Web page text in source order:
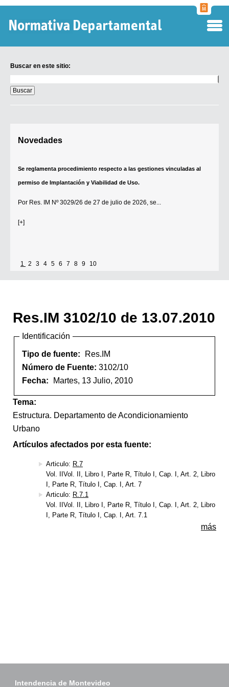
Buscar en este sitio:
en
este
sitio:
Novedades
Se reglamenta procedimiento respecto a las gestiones vinculadas al
permiso de Implantación y Viabilidad de Uso.
Por Res. IM Nº 3029/26 de 27 de julio de 2026, se...
[+]
1 2 3 4 5 6 7 8 9 10
Res.IM 3102/10 de 13.07.2010
Identificación
Tipo de fuente:
Res.IM
Número de Fuente: 3102/10
Fecha:
Martes, 13 Julio, 2010
Tema:
Estructura. Departamento de Acondicionamiento
Urbano
Artículos afectados por esta fuente:
Articulo: R.7
Vol. IIVol. II, Libro I, Parte R, Título I, Cap. I, Art. 2, Libro
I, Parte R, Título I, Cap. I, Art. 7
Articulo: R.7.1
Vol. IIVol. II, Libro I, Parte R, Título I, Cap. I, Art. 2, Libro
I, Parte R, Título I, Cap. I, Art. 7.1
más
Intendencia de Montevideo